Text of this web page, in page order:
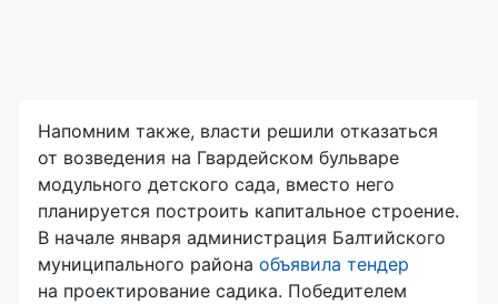
Напомним также, власти решили отказаться
от возведения на Гвардейском бульваре
модульного детского сада, вместо него
планируется построить капитальное строение.
В начале января администрация Балтийского
муниципального района объявила тендер
на проектирование садика. Победителем